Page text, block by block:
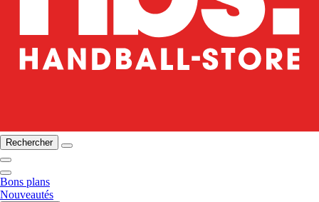
Rechercher
Bons plans
Nouveautés